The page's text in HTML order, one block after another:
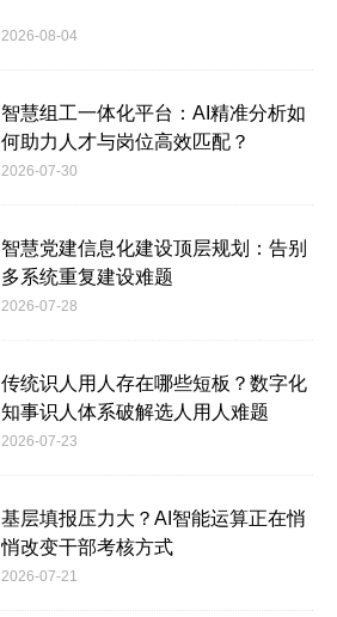
2026-08-04
智慧组工一体化平台：AI精准分析如
何助力人才与岗位高效匹配？
2026-07-30
智慧党建信息化建设顶层规划：告别
多系统重复建设难题
2026-07-28
传统识人用人存在哪些短板？数字化
知事识人体系破解选人用人难题
2026-07-23
基层填报压力大？AI智能运算正在悄
悄改变干部考核方式
2026-07-21